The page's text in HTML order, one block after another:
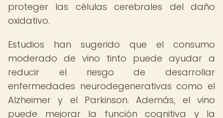
proteger las células cerebrales del daño
oxidativo.
Estudios han sugerido que el consumo
moderado de vino tinto puede ayudar a
reducir el riesgo de desarrollar
enfermedades neurodegenerativas como el
Alzheimer y el Parkinson. Además, el vino
puede mejorar la función cognitiva y la